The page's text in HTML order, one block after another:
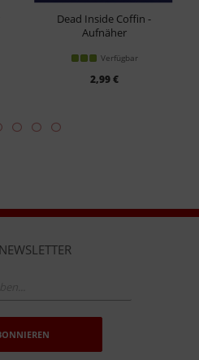
Dead Inside Coffin -
Aufnäher
Verfügbar
2,99 €